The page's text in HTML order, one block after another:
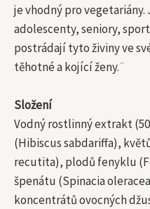
je vhodný pro
adolescenty, seniory,
postrádají tyto živiny ve
těhotné a kojící ženy.¨
Složení
Vodný rostlinný extrakt
(Hibiscus sabdariffa),
recutita), plodů fenyklu
špenátu (Spinacia
koncentrátů ovocných